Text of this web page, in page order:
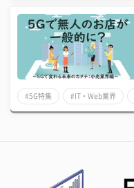
#5G特集 #IT・Web業界